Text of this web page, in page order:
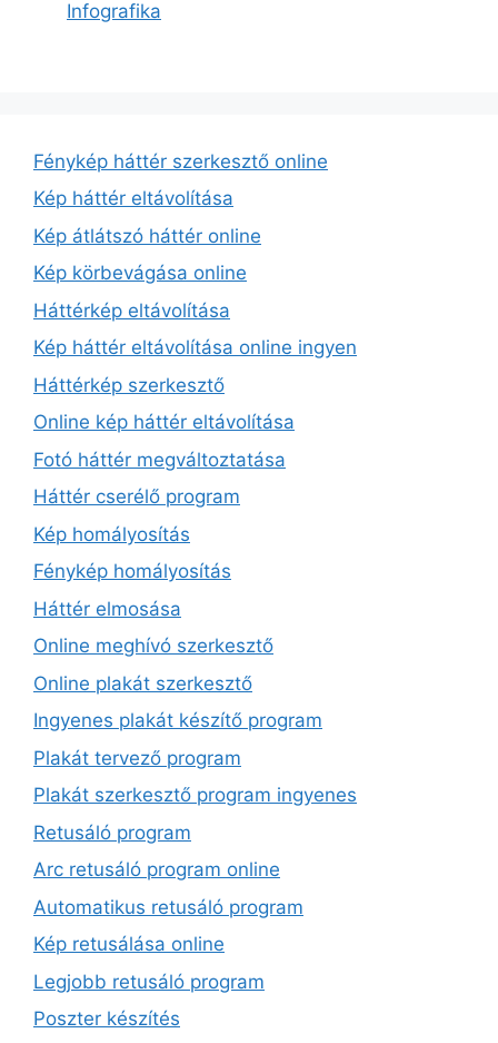
Infografika
Fénykép háttér szerkesztő online
Kép háttér eltávolítása
Kép átlátszó háttér online
Kép körbevágása online
Háttérkép eltávolítása
Kép háttér eltávolítása online ingyen
Háttérkép szerkesztő
Online kép háttér eltávolítása
Fotó háttér megváltoztatása
Háttér cserélő program
Kép homályosítás
Fénykép homályosítás
Háttér elmosása
Online meghívó szerkesztő
Online plakát szerkesztő
Ingyenes plakát készítő program
Plakát tervező program
Plakát szerkesztő program ingyenes
Retusáló program
Arc retusáló program online
Automatikus retusáló program
Kép retusálása online
Legjobb retusáló program
Poszter készítés